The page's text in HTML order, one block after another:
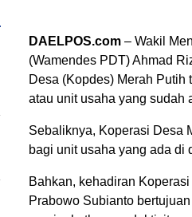
DAELPOS.com – Wakil
(Wamendes PDT) Ahmad
Desa (Kopdes) Merah
atau unit usaha yang sudah
Sebaliknya, Koperasi Desa
bagi unit usaha yang ada di
Bahkan, kehadiran
Prabowo Subianto